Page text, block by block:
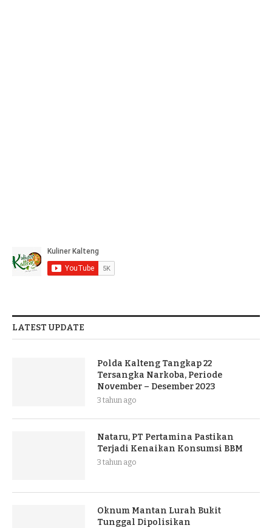
LATEST UPDATE
Polda Kalteng Tangkap 22
Tersangka Narkoba, Periode
November – Desember 2023
3 tahun ago
Nataru, PT Pertamina Pastikan
Terjadi Kenaikan Konsumsi BBM
3 tahun ago
Oknum Mantan Lurah Bukit
Tunggal Dipolisikan